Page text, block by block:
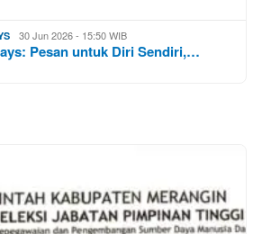
30 Jun 2026 - 15:50 WIB
Pesan untuk Diri Sendiri,…